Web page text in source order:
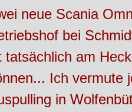
neue Scania
bei
tatsächlich am
Ich vermute
in